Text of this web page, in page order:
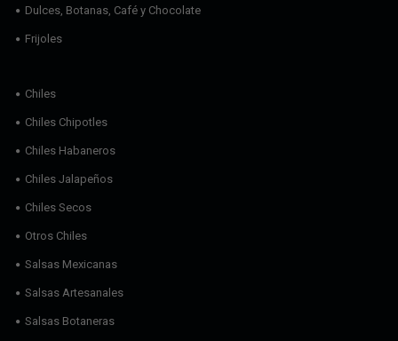
Dulces, Botanas, Café y Chocolate
Frijoles
Chiles
Chiles Chipotles
Chiles Habaneros
Chiles Jalapeños
Chiles Secos
Otros Chiles
Salsas Mexicanas
Salsas Artesanales
Salsas Botaneras